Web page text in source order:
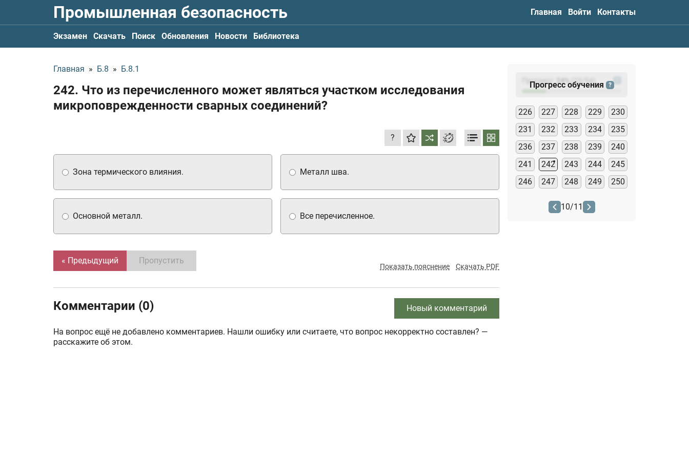
Промышленная безопасность Главная Войти Контакты
Экзамен Скачать Поиск Обновления Новости Библиотека
Главная » Б.8 » Б.8.1
242. Что из перечисленного может являться участком исследования
микроповрежденности сварных соединений?
?
Зона термического влияния.
Основной металл.
Металл шва.
Все перечисленное.
« Предыдущий Пропустить
Показать пояснение Скачать PDF
Комментарии (0) Новый комментарий
На вопрос ещё не добавлено комментариев. Нашли ошибку или считаете, что вопрос некорректно составлен? —
расскажите об этом.
Прогресс: (23
Прогресс обучения ?
226 227 228 229
230
231
232 233 234
235
236
237 238 239
240
241
242 243 244
245
246
247 248 249 250
10/11